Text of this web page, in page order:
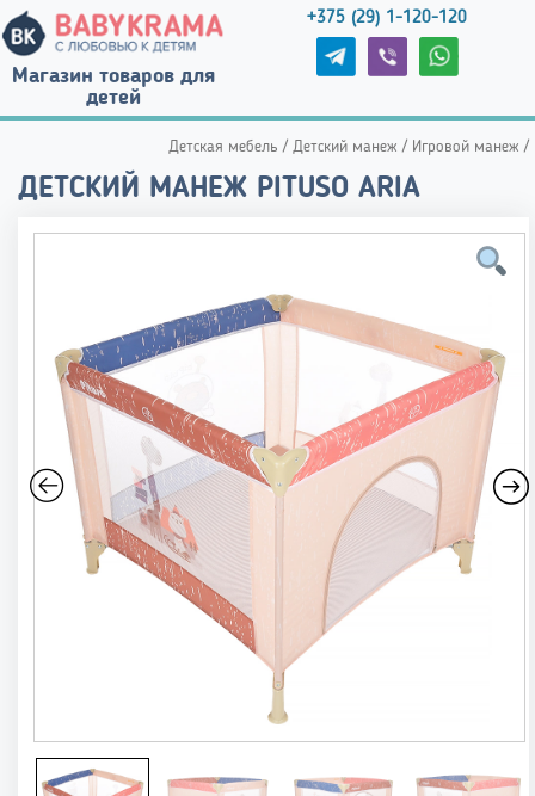
Магазин товаров для
детей
+375 (29) 1-120-120
Детская мебель / Детский манеж / Игровой манеж /
ДЕТСКИЙ МАНЕЖ PITUSO ARIA